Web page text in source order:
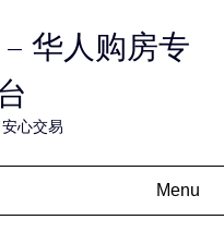
华人购房专
心交易
Menu